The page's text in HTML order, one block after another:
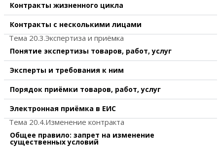
Контракты жизненного цикла
Контракты с несколькими лицами
Тема 20.3.Экспертиза и приёмка
Понятие экспертизы товаров, работ, услуг
Эксперты и требования к ним
Порядок приёмки товаров, работ, услуг
Электронная приёмка в ЕИС
Тема 20.4.Изменение контракта
Общее правило: запрет на изменение
существенных условий